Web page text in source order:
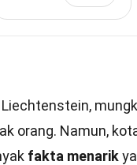
Liechtenstein,
orang. Namun,
fakta menarik